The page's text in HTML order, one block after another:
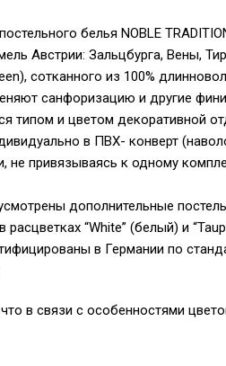
белья NOBLE
Австрии: Зальцбурга, Вены,
сотканного из 100%
санфоризацию и другие
типом и цветом декоративной
в ПВХ- конверт
не привязываясь к одному
дополнительные
расцветках “White” (белый) и
в Германии по
в связи с особенностями